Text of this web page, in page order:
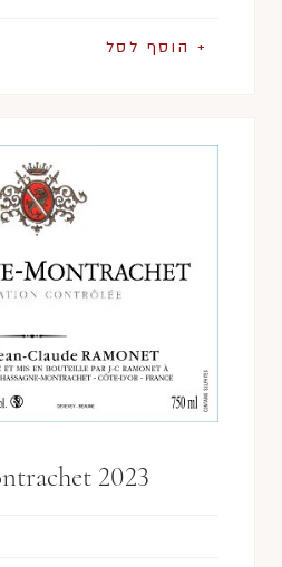
+ הוסף לסל
2023